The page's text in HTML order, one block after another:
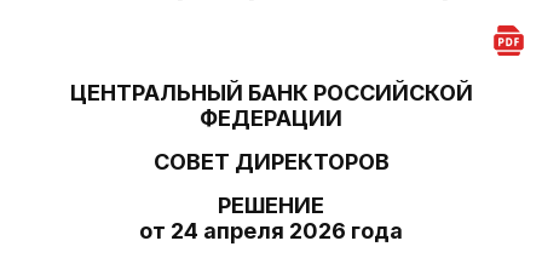
ЦЕНТРАЛЬНЫЙ БАНК РОССИЙСКОЙ
ФЕДЕРАЦИИ
СОВЕТ ДИРЕКТОРОВ
РЕШЕНИЕ
от 24 апреля 2026 года